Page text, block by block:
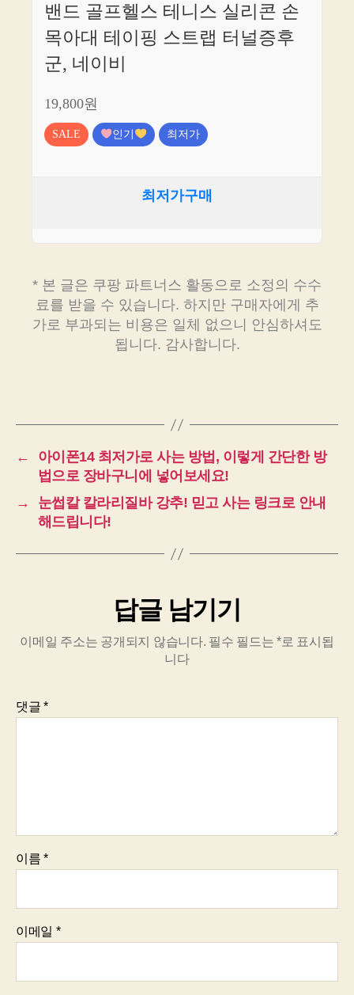
밴드 골프헬스 테니스 실리콘 손
목아대 테이핑 스트랩 터널증후
군, 네이비
19,800원
SALE 인기 최저가
최저가구매
* 본 글은 쿠팡 파트너스 활동으로 소정의 수수
료를 받을 수 있습니다. 하지만 구매자에게 추
가로 부과되는 비용은 일체 없으니 안심하셔도
됩니다. 감사합니다.
←
아이폰14 최저가로 사는 방법, 이렇게 간단한 방
법으로 장바구니에 넣어보세요!
→
눈썹칼 칼라리질바 강추! 믿고 사는 링크로 안내
해드립니다!
답글 남기기
이메일 주소는 공개되지 않습니다. 필수 필드는*로 표시됩
니다
댓글*
이름*
이메일 *